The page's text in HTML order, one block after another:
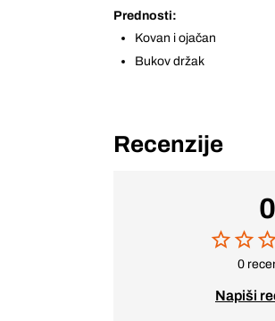
Prednosti:
Kovan i ojačan
Bukov držak
Recenzije
0
0
Napiši